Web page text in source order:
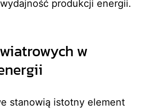
produkcji energii.
w
stanowią istotny element